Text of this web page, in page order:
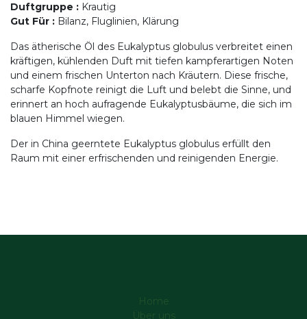
Duftgruppe : Krautig
Gut Für : Bilanz, Fluglinien, Klärung
Das ätherische Öl des Eukalyptus globulus verbreitet einen
kräftigen, kühlenden Duft mit tiefen kampferartigen Noten
und einem frischen Unterton nach Kräutern. Diese frische,
scharfe Kopfnote reinigt die Luft und belebt die Sinne, und
erinnert an hoch aufragende Eukalyptusbäume, die sich im
blauen Himmel wiegen.
Der in China geerntete Eukalyptus globulus erfüllt den
Raum mit einer erfrischenden und reinigenden Energie.
Home
Über uns